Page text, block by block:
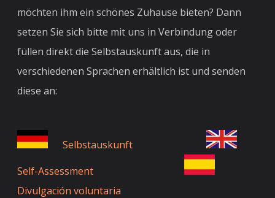
möchten ihm ein schönes Zuhause bieten? Dann
setzen Sie sich bitte mit uns in Verbindung oder
füllen direkt die Selbstauskunft aus, die in
verschiedenen Sprachen erhältlich ist und senden
diese an:
Selbstauskunft
Self-Assessment
Divulgación voluntaria